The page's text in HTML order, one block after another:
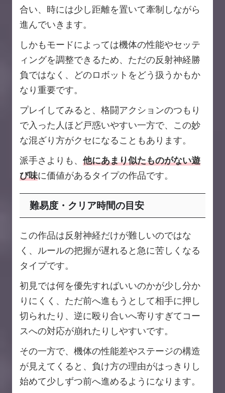
合い、時には少し距離を置いて牽制しながら
進んでいきます。
しかもモードによっては機体の性能やセッテ
ィングを調整できるため、ただの反射神経勝
負ではなく、どのロボットをどう扱うかもか
なり重要です。
プレイしてみると、格闘アクションのつもり
で入った人ほど戸惑いやすい一方で、この妙
な混ざり方がクセになることもあります。
派手さよりも、 他にあまり似たものがない遊
び味に価値があるタイプの作品です。
難易度・クリア時間の目安
この作品は反射神経だけが難しいのではな
く、ルールの把握が遅れると急に苦しくなる
タイプです。
初見では何を優先すればいいのかが少し分か
りにくく、ただ前へ進もうとして相手に押し
切られたり、逆に殴り合いへ寄りすぎてコー
スへの対応が崩れたりしやすいです。
その一方で、機体の性能差やステージの構造
が見えてくると、負け方の理由がはっきりし
始めて少しずつ前へ進めるようになります。